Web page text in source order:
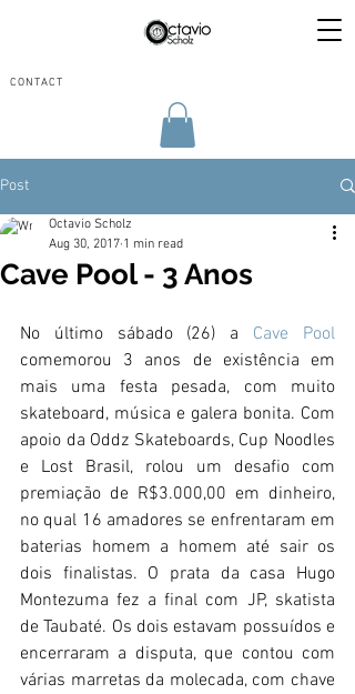
CONTACT
Post
Cave Pool - 3 Anos
Octavio Scholz
Aug 30, 2017 1 min read
No último sábado (26) a Cave Pool
comemorou 3 anos de existência em
mais uma festa pesada, com muito
skateboard, música e galera bonita. Com
apoio da Oddz Skateboards, Cup Noodles
e Lost Brasil, rolou um desafio com
premiação de R$3.000,00 em dinheiro,
no qual 16 amadores se enfrentaram em
baterias homem a homem até sair os
dois finalistas. O prata da casa Hugo
Montezuma fez a final com JP, skatista
de Taubaté. Os dois estavam possuídos e
encerraram a disputa, que contou com
várias marretas da molecada, com chave